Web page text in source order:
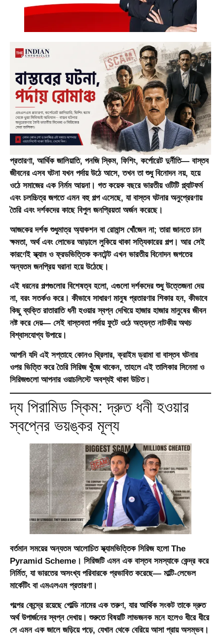
প্রতারণা, আর্থিক জালিয়াতি, পনজি স্কিম, ফিশিং, কর্পোরেট দুর্নীতি— বাস্তব
জীবনের এসব ঘটনা যখন পর্দায় উঠে আসে, তখন তা শুধু বিনোদন নয়, হয়ে
ওঠে সমাজের এক নির্মম আয়না। গত কয়েক বছরে ভারতীয় ওটিটি প্ল্যাটফর্ম
এবং চলচ্চিত্র জগতে এমন বহু গল্প এসেছে, যা বাস্তব ঘটনার অনুপ্রেরণায়
তৈরি এবং দর্শকদের কাছে বিপুল জনপ্রিয়তা অর্জন করেছে।
আজকের দর্শক শুধুমাত্র অ্যাকশন বা রোমান্স খোঁজেন না; তারা জানতে চান
ক্ষমতা, অর্থ এবং লোভের আড়ালে লুকিয়ে থাকা সত্যিকারের গল্প। আর সেই
কারণেই স্ক্যাম ও ফ্রডভিত্তিক কনটেন্ট এখন ভারতীয় বিনোদন জগতের
অন্যতম জনপ্রিয় ঘরানা হয়ে উঠেছে।
এই ধরনের গল্পগুলোর বিশেষত্ব হলো, এগুলো দর্শকদের শুধু উত্তেজনা দেয়
না, বরং সতর্কও করে। কীভাবে সাধারণ মানুষ প্রতারণার শিকার হন, কীভাবে
কিছু ব্যক্তি রাতারাতি ধনী হওয়ার স্বপ্ন দেখিয়ে হাজার হাজার মানুষের জীবন
নষ্ট করে দেয়— সেই বাস্তবতা পর্দায় ফুটে ওঠে অত্যন্ত নাটকীয় অথচ
বিশ্বাসযোগ্য উপায়ে।
আপনি যদি এই সপ্তাহে কোনও থ্রিলার, ক্রাইম ড্রামা বা বাস্তব ঘটনার
ওপর ভিত্তি করে তৈরি সিরিজ খুঁজে থাকেন, তাহলে এই তালিকার সিনেমা ও
সিরিজগুলো আপনার ওয়াচলিস্টে অবশ্যই থাকা উচিত।
দ্য পিরামিড স্কিম: দ্রুত ধনী হওয়ার
স্বপ্নের ভয়ঙ্কর মূল্য
বর্তমান সময়ের অন্যতম আলোচিত স্ক্যামভিত্তিক সিরিজ হলো The
Pyramid Scheme । সিরিজটি এমন এক বাস্তব সমস্যাকে কেন্দ্র করে
নির্মিত, যা ভারতের অসংখ্য পরিবারকে প্রভাবিত করেছে— মাল্টি-লেভেল
মার্কেটিং বা এমএলএম প্রতারণা।
গল্পের কেন্দ্রে রয়েছে গোল্ডি নামের এক তরুণ, যার আর্থিক সংকট তাকে দ্রুত
অর্থ উপার্জনের স্বপ্ন দেখায়। শুরুতে বিষয়টি লাভজনক মনে হলেও ধীরে ধীরে
সে এমন এক জালে জড়িয়ে পড়ে, যেখান থেকে বেরিয়ে আসা প্রায় অসম্ভব।